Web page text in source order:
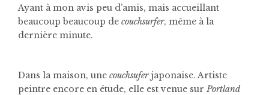
Ayant à mon avis peu d’amis, mais accueillant
beaucoup beaucoup de couchsurfer, même à la
dernière minute.
Dans la maison, une couchsuferjaponaise. Artiste
peintre encore en étude, elle est venue sur Portland